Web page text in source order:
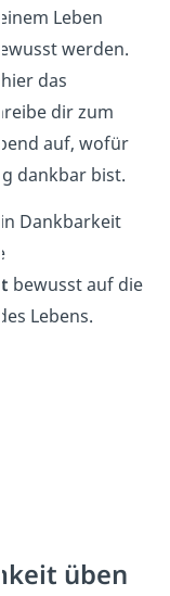
Leben
werden.
hier das
dir zum
auf, wofür
dankbar bist.
Dankbarkeit
bewusst auf die
Lebens.
üben